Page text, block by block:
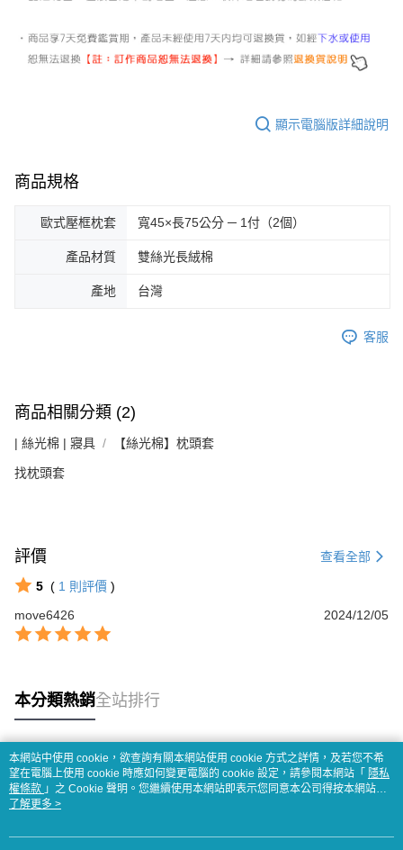
顯示電腦版詳細說明
商品規格
歐式壓框枕套 寬45×長75公分 ─ 1付（2個）
產品材質 雙絲光長絨棉
產地 台灣
客服
商品相關分類 (2)
| 絲光棉 | 寢具 【絲光棉】枕頭套
找枕頭套
評價 查看全部
5 ( 1 則評價 )
move6426
2024/12/05
本分類熱銷全站排行
熱門標籤
本網站中使用 cookie，欲查詢有關本網站使用 cookie 方式之詳情，及若您不希
望在電腦上使用 cookie 時應如何變更電腦的 cookie 設定，請參閱本網站「 隱私
權條款 」之 Cookie 聲明。您繼續使用本網站即表示您同意本公司得按本網站使
用條款之 Cookie 聲明使用 cookie。
了解更多 >